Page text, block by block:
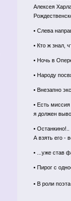
Алексея
• Слева
• Кто ж знал,
• Ночь в
• Народу
• Внезапно
• Есть
я должен
• Останкино!..
А взять его -
• ...уже став
• Пирог с
• В роли